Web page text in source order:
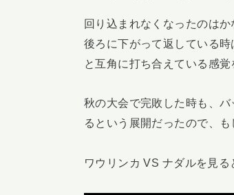
回り込まれなくなったのはか
後ろに下がって返している
と互角に打ち合えている感
秋の大会で完敗した時も、
るという展開だったので、
ワウリンカ VS ナダルを見